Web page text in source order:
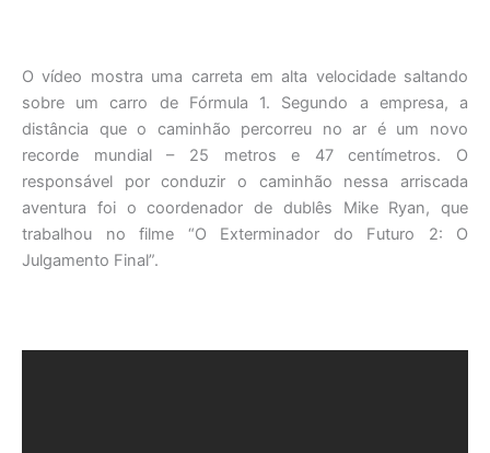
O vídeo mostra uma carreta em alta velocidade saltando
sobre um carro de Fórmula 1. Segundo a empresa, a
distância que o caminhão percorreu no ar é um novo
recorde mundial – 25 metros e 47 centímetros. O
responsável por conduzir o caminhão nessa arriscada
aventura foi o coordenador de dublês Mike Ryan, que
trabalhou no filme “O Exterminador do Futuro 2: O
Julgamento Final”.